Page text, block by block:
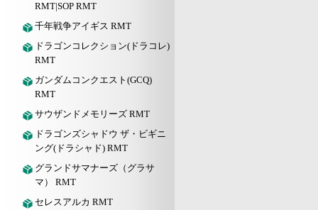
RMT|SOP RMT
千年戦争アイギス RMT
ドラゴンコレクション(ドラコレ)
RMT
ガンダムコンクエスト(GCQ)
RMT
サウザンドメモリーズ RMT
ドラゴンズシャドウ ザ・ビギニ
ング(ドラシャド) RMT
グランドサマナーズ（グラサ
マ） RMT
セレスアルカ RMT